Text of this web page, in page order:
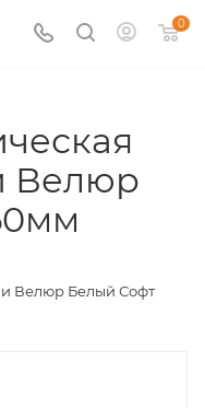
0
Велюр
Велюр Белый Софт